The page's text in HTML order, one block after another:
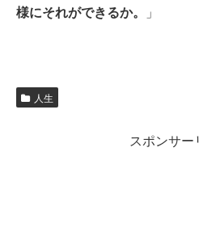
様にそれができるか。
」
人生
スポンサー